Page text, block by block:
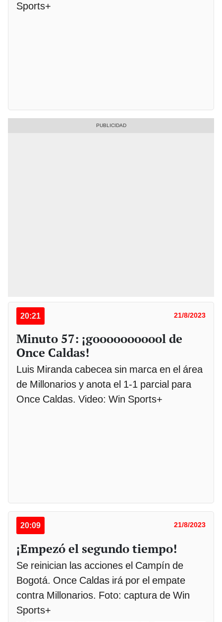
Sports+
20:21 21/8/2023
Minuto 57: ¡gooooooooool de
Once Caldas!
Luis Miranda cabecea sin marca en el área
de Millonarios y anota el 1-1 parcial para
Once Caldas. Video: Win Sports+
20:09 21/8/2023
¡Empezó el segundo tiempo!
Se reinician las acciones el Campín de
Bogotá. Once Caldas irá por el empate
contra Millonarios. Foto: captura de Win
Sports+